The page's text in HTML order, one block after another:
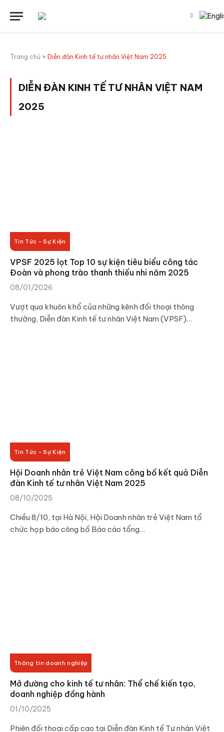
Trang chủ » Diễn đàn Kinh tế tư nhân Việt Nam 2025
DIỄN ĐÀN KINH TẾ TƯ NHÂN VIỆT NAM
2025
Tin Tức - Sự Kiện
VPSF 2025 lọt Top 10 sự kiện tiêu biểu công tác
Đoàn và phong trào thanh thiếu nhi năm 2025
08/01/2026
Vượt qua khuôn khổ của những kênh đối thoại thông
thường, Diễn đàn Kinh tế tư nhân Việt Nam (VPSF)…
Tin Tức - Sự Kiện
Hội Doanh nhân trẻ Việt Nam công bố kết quả Diễn
đàn Kinh tế tư nhân Việt Nam 2025
08/10/2025
Chiều 8/10, tại Hà Nội, Hội Doanh nhân trẻ Việt Nam tổ
chức họp báo công bố Báo cáo tổng…
Thông tin doanh nghiệp
Mở đường cho kinh tế tư nhân: Thể chế kiến tạo,
doanh nghiệp đồng hành
01/10/2025
Phiên đối thoại cấp cao tại Diễn đàn Kinh tế Tư nhân Việt